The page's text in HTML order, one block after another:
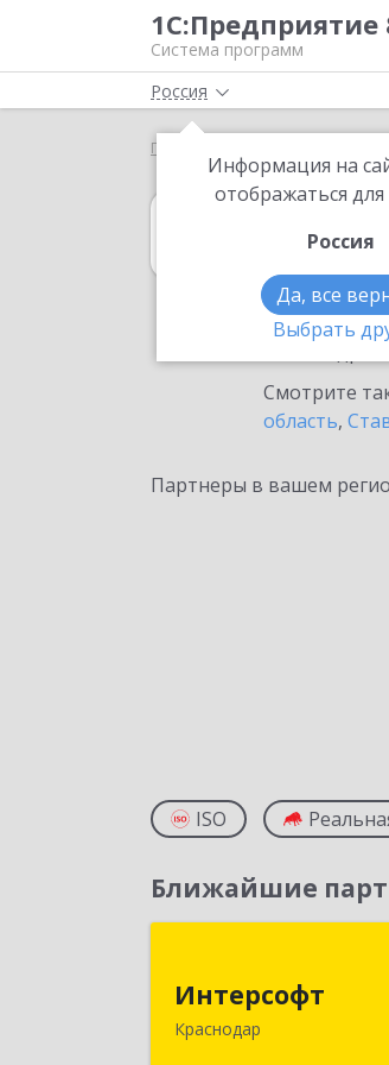
1С:Предприятие
Система программ
Россия
Информация на
отображаться
Россия
Да, все
Выбрать
Главная
в
Смотрите
область,
Партнеры в вашем
ISO
Ближайшие
Интерсофт
Краснодар
350020,
Краснодар г,